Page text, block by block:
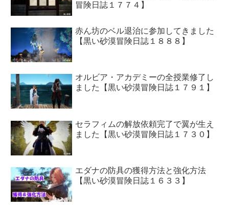
冒険日誌１７７４】
赤ん坊のベル退治に参加してきました
【黒い砂漠冒険日誌１８８８】
オルビア・アカデミーの全授業修了し
ました【黒い砂漠冒険日誌１７９１】
セラフィムの解放依頼完了で翼が生え
ました【黒い砂漠冒険日誌１７３０】
エダナの防具の獲得方法と強化方法
【黒い砂漠冒険日誌１６３３】